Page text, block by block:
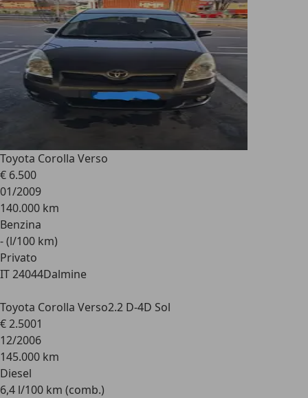
Toyota Corolla Verso
€ 6.500
01/2009
140.000 km
Benzina
- (l/100 km)
Privato
IT 24044Dalmine
Toyota Corolla Verso2.2 D-4D Sol
€ 2.5001
12/2006
145.000 km
Diesel
6,4 l/100 km (comb.)